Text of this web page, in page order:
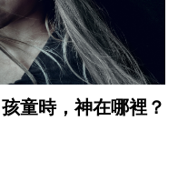
童時，神在哪裡？